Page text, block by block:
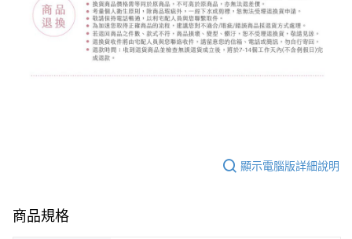
顯示電腦版詳細說明
商品規格